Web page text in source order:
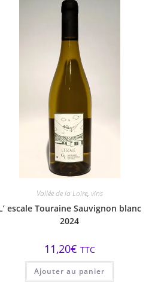
Vallée de la Loire, vins
escale Touraine Sauvignon blanc
2024
11,20€ TTC
Ajouter au panier